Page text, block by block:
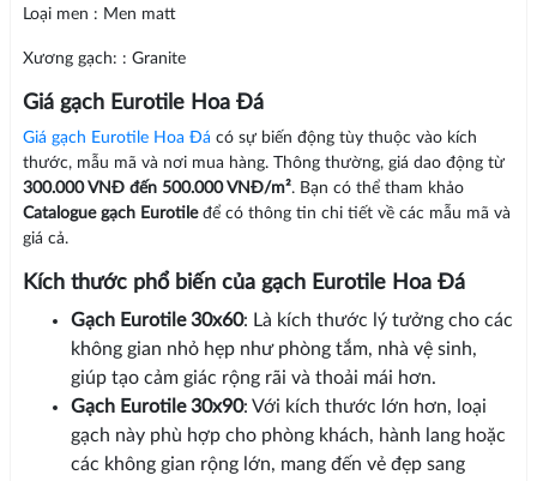
Loại men : Men matt
Xương gạch: : Granite
Giá gạch Eurotile Hoa Đá
Giá gạch Eurotile Hoa Đá có sự biến động tùy thuộc vào kích
thước, mẫu mã và nơi mua hàng. Thông thường, giá dao động từ
300.000 VNĐ đến 500.000 VNĐ/m². Bạn có thể tham khảo
Catalogue gạch Eurotileđể có thông tin chi tiết về các mẫu mã và
giá cả.
Kích thước phổ biến của gạch Eurotile Hoa Đá
Gạch Eurotile 30x60: Là kích thước lý tưởng cho các
không gian nhỏ hẹp như phòng tắm, nhà vệ sinh,
giúp tạo cảm giác rộng rãi và thoải mái hơn.
Gạch Eurotile 30x90: Với kích thước lớn hơn, loại
gạch này phù hợp cho phòng khách, hành lang hoặc
các không gian rộng lớn, mang đến vẻ đẹp sang